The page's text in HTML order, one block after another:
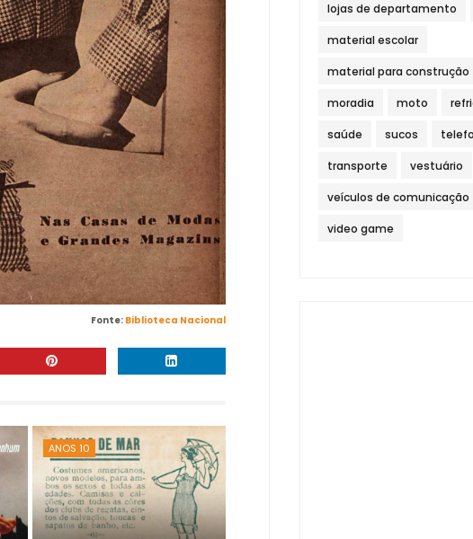
Fonte: Biblioteca Nacional
ANOS 10
lojas de departamento
material escolar
material para construção
moradia moto
saúde sucos
transporte vestuário
veículos de comunicação
video game